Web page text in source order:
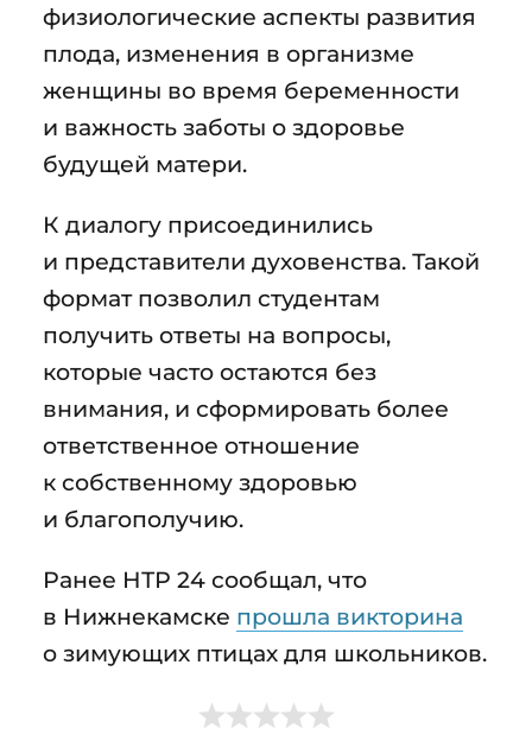
физиологические аспекты развития
плода, изменения в организме
женщины во время беременности
и важность заботы о здоровье
будущей матери.
К диалогу присоединились
и представители духовенства. Такой
формат позволил студентам
получить ответы на вопросы,
которые часто остаются без
внимания, и сформировать более
ответственное отношение
к собственному здоровью
и благополучию.
Ранее НТР 24 сообщал, что
в Нижнекамске прошла викторина
о зимующих птицах для школьников.